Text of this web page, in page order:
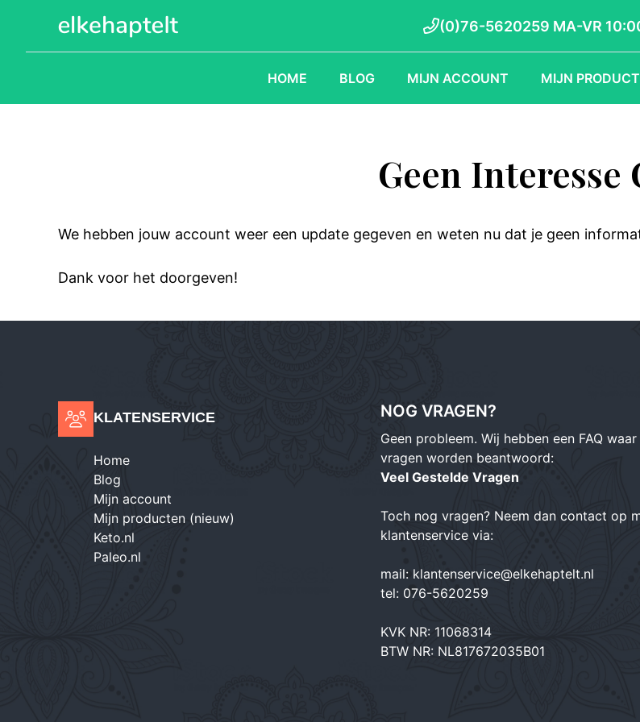
(0)76-5620259 MA-VR
HOME BLOG MIJN ACCOUNT MIJN
Geen Interesse
We hebben jouw account weer een update gegeven en weten nu dat je geen
Dank voor het doorgeven!
KLATENSERVICE
Home
Blog
Mijn account
Mijn producten (nieuw)
Keto.nl
Paleo.nl
NOG VRAGEN?
Geen probleem. Wij hebben een FAQ
vragen worden beantwoord:
Veel Gestelde Vragen
Toch nog vragen? Neem dan contact op
klantenservice via:
mail: klantenservice@elkehaptelt.nl
tel: 076-5620259
KVK NR: 11068314
BTW NR: NL817672035B01